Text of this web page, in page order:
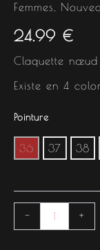
Femmes
24.99 €
Claquette
Existe en 4
Pointure
36 37 38
- +